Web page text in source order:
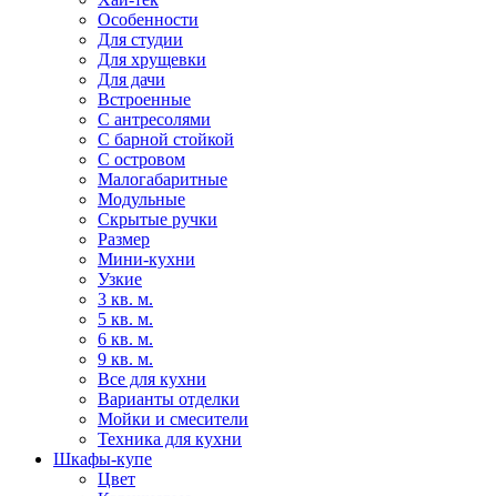
Особенности
Для студии
Для хрущевки
Для дачи
Встроенные
С антресолями
С барной стойкой
С островом
Малогабаритные
Модульные
Скрытые ручки
Размер
Мини-кухни
Узкие
3 кв. м.
5 кв. м.
6 кв. м.
9 кв. м.
Все для кухни
Варианты отделки
Мойки и смесители
Техника для кухни
Шкафы-купе
Цвет